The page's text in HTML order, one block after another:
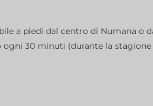
a piedi dal centro di Numana o
30 minuti (durante la stagione